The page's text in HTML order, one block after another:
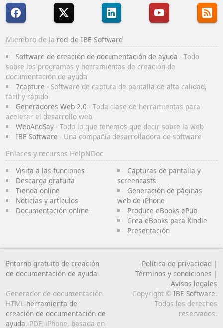
Miembro de la red de IBE Software
Software de creación de documentación de ayuda - Todo
sobre los programas y herramientas de creación de
documentación de ayuda
7capture - Software de captura de pantalla de alta calidad,
fácil y rápido
Generadores Web 2.0 - Toda clase de herramientas para
acelerar el desarrollo web
WebAndSay- Todo lo que tenemos que decir sobre la web
IBE Software - Una compañía desarrolladora de software
Enlaces y recursos HelpNDoc
Visita a las funciones
Descarga gratuita
Tienda online
Noticias y artículos
Documentación online
Capturas de pantalla y
screencasts
Generación de páginas
web de iPhone
Produce eBooks ePub
Crea eBooks para Kindle
Presentación
Entorno gratuito de creación
de documentación de ayuda
Política de privacidad |
Términos y condiciones |
Avisos legales
Generador de documentación
HTML herramienta de
creación de documentación de
ayuda, PDF, iPhone, basada en
Copyright © IBE Software.
Todos los derechos
reservados.